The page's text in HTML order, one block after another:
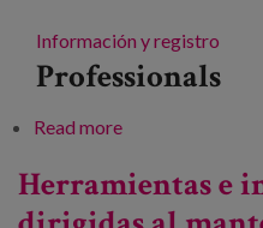
Información y registro
Professionals
Read moreabout V Jornada
Herramientas e